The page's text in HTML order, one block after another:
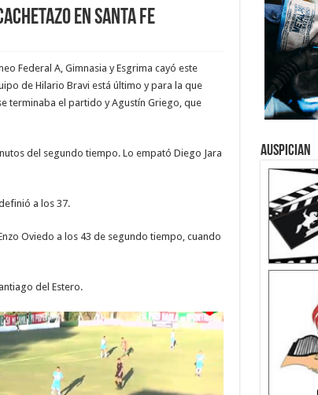
en Santa Fe
Federal A, Gimnasia y Esgrima cayó este
de Hilario Bravi está último y para la que
terminaba el partido y Agustín Griego, que
del segundo tiempo. Lo empató Diego Jara
a los 37.
Oviedo a los 43 de segundo tiempo, cuando
del Estero.
Auspician